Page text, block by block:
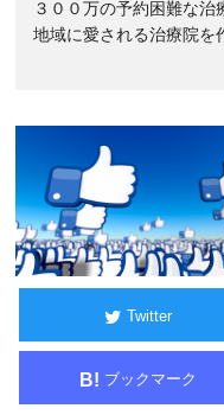
３００万の予約困難な治
地域に愛される治療院を
Twitter
B! ブックマーク